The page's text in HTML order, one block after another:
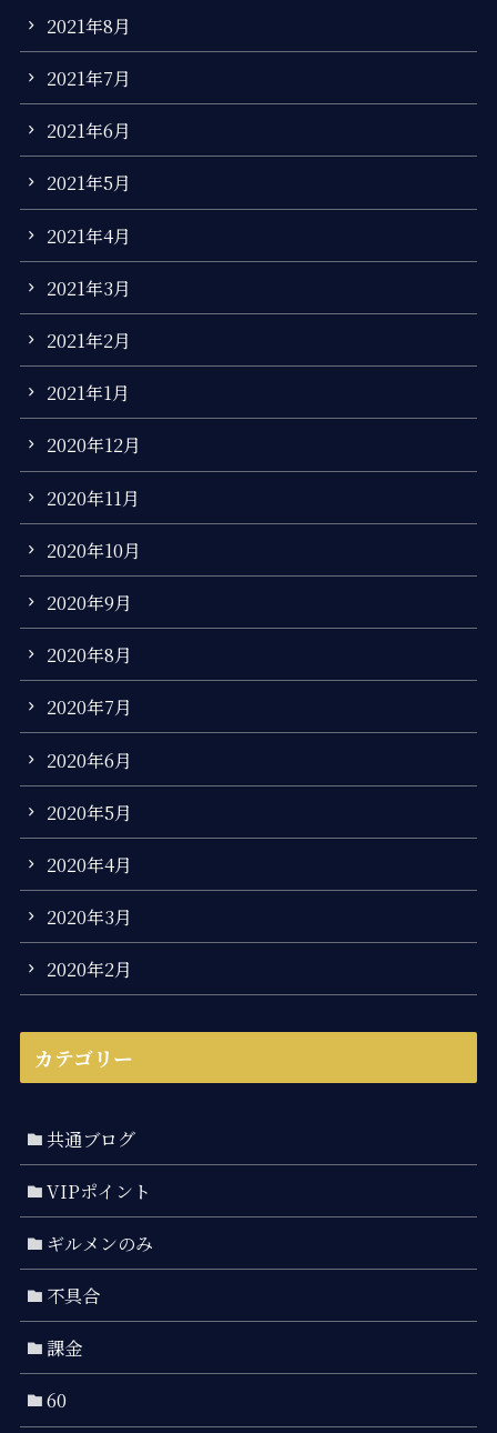
2021年8月
2021年7月
2021年6月
2021年5月
2021年4月
2021年3月
2021年2月
2021年1月
2020年12月
2020年11月
2020年10月
2020年9月
2020年8月
2020年7月
2020年6月
2020年5月
2020年4月
2020年3月
2020年2月
カテゴリー
共通ブログ
VIPポイント
ギルメンのみ
不具合
課金
60